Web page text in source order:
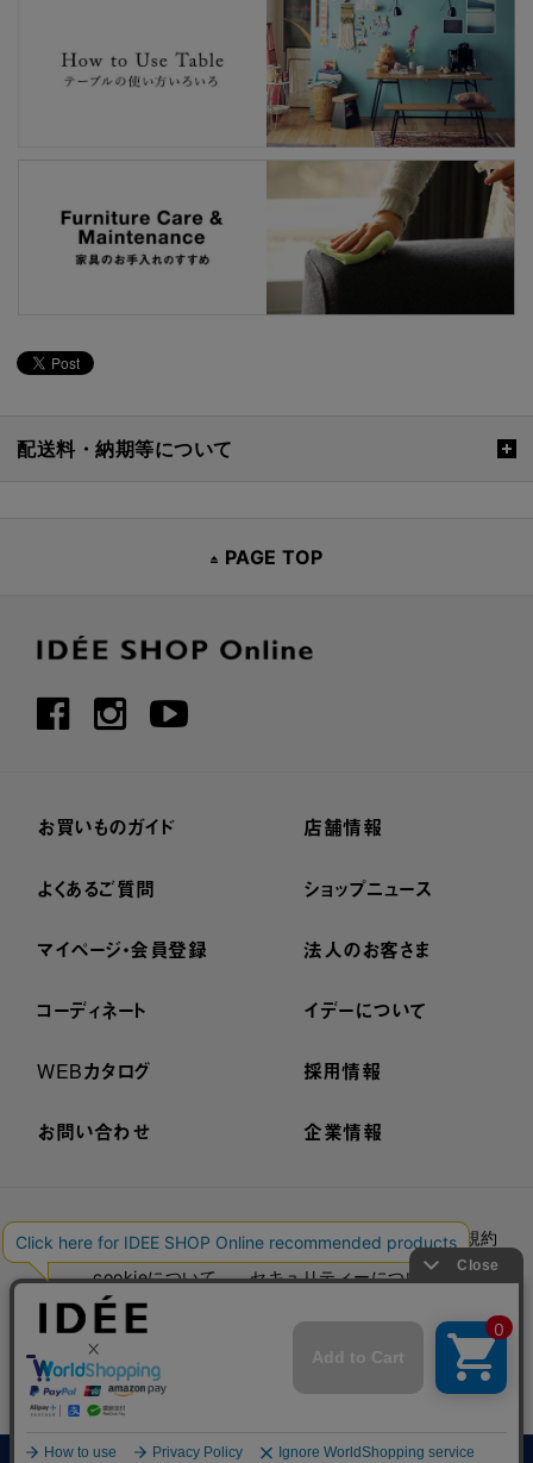
配送料・納期等について
PAGE TOP
お買いものガイド
よくあるご質問
マイページ・会員登録
コーディネート
WEBカタログ
お問い合わせ
店舗情報
ショップニュース
法人のお客さま
イデーについて
採用情報
企業情報
プライバシーポリシー 外部送信ポリシー
ご利用規約
cookieについて
セキュリティーについて
特定商取引法に基づく表示
古物営業法に基づく表示